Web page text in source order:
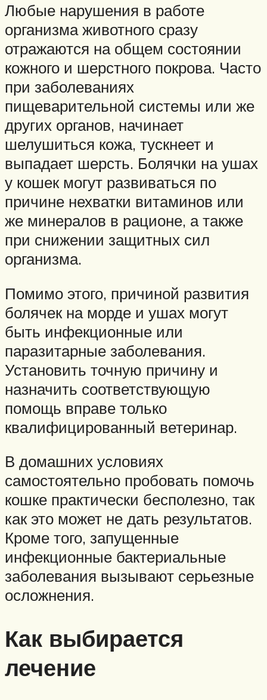
Любые нарушения в работе
организма животного сразу
отражаются на общем состоянии
кожного и шерстного покрова. Часто
при заболеваниях
пищеварительной системы или же
других органов, начинает
шелушиться кожа, тускнеет и
выпадает шерсть. Болячки на ушах
у кошек могут развиваться по
причине нехватки витаминов или
же минералов в рационе, а также
при снижении защитных сил
организма.
Помимо этого, причиной развития
болячек на морде и ушах могут
быть инфекционные или
паразитарные заболевания.
Установить точную причину и
назначить соответствующую
помощь вправе только
квалифицированный ветеринар.
В домашних условиях
самостоятельно пробовать помочь
кошке практически бесполезно, так
как это может не дать результатов.
Кроме того, запущенные
инфекционные бактериальные
заболевания вызывают серьезные
осложнения.
Как выбирается
лечение